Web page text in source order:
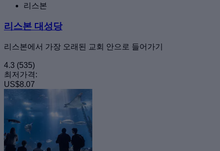
리스본
리스본 대성당
리스본에서 가장 오래된 교회 안으로 들어가기
4.3 (535)
최저가격:
US$8.07